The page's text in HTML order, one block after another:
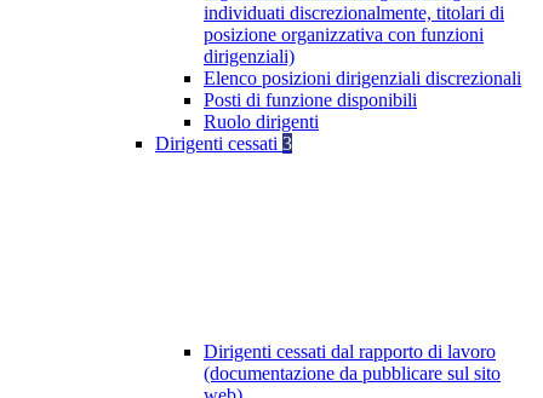
individuati discrezionalmente, titolari di
posizione organizzativa con funzioni
dirigenziali)
Elenco posizioni dirigenziali discrezionali
Posti di funzione disponibili
Ruolo dirigenti
Dirigenti cessati 3
Dirigenti cessati dal rapporto di lavoro
(documentazione da pubblicare sul sito